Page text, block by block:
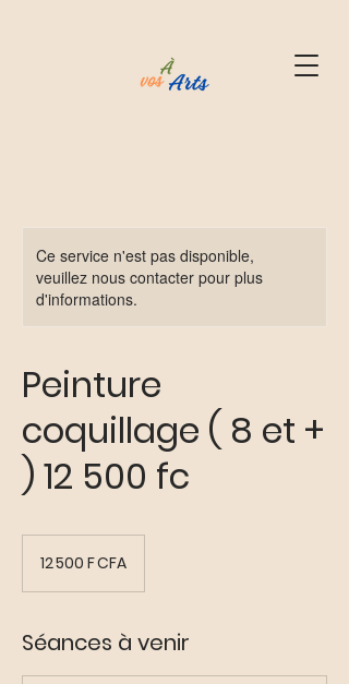
Ce service n'est pas disponible,
veuillez nous contacter pour plus
d'informations.
Peinture
coquillage ( 8 et +
) 12 500 fc
12 500 F CFA
Séances à venir